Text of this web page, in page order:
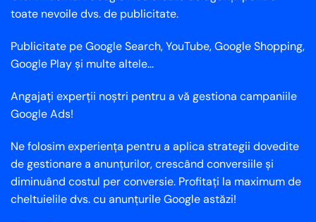
toate nevoile dvs. de publicitate.
Publicitate pe Google Search, YouTube, Google Shopping,
Google Play și multe altele...
Angajați experții noștri pentru a vă gestiona campaniile
Google Ads!
Ne folosim experiența pentru a aplica strategii dovedite
de gestionare a anunțurilor, crescând conversiile și
diminuând costul per conversie. Profitați la maximum de
cheltuielile dvs. cu anunțurile Google astăzi!